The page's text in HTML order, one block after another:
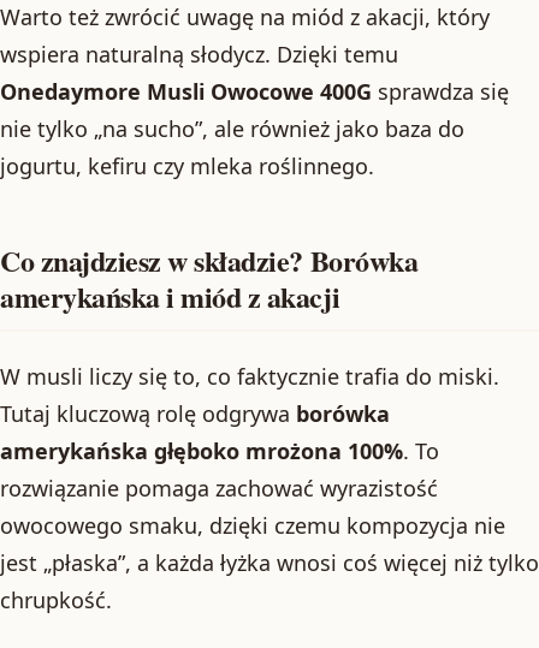
Warto też zwrócić uwagę na miód z akacji, który
wspiera naturalną słodycz. Dzięki temu
Onedaymore Musli Owocowe 400G sprawdza się
nie tylko „na sucho”, ale również jako baza do
jogurtu, kefiru czy mleka roślinnego.
Co znajdziesz w składzie? Borówka
amerykańska i miód z akacji
W musli liczy się to, co faktycznie trafia do miski.
Tutaj kluczową rolę odgrywa borówka
amerykańska głęboko mrożona 100%. To
rozwiązanie pomaga zachować wyrazistość
owocowego smaku, dzięki czemu kompozycja nie
jest „płaska”, a każda łyżka wnosi coś więcej niż tylko
chrupkość.